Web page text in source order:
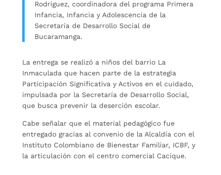
Rodríguez, coordinadora del programa Primera
Infancia, Infancia y Adolescencia de la
Secretaría de Desarrollo Social de
Bucaramanga.
La entrega se realizó a niños del barrio La
Inmaculada que hacen parte de la estrategia
Participación Significativa y Activos en el cuidado,
impulsada por la Secretaría de Desarrollo Social,
que busca prevenir la deserción escolar.
Cabe señalar que el material pedagógico fue
entregado gracias al convenio de la Alcaldía con el
Instituto Colombiano de Bienestar Familiar, ICBF, y
la articulación con el centro comercial Cacique.